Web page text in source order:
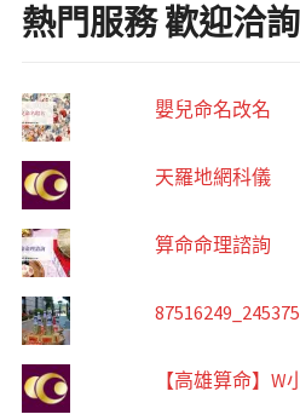
熱門服務 歡迎洽詢
嬰兒命名改名
天羅地網科儀
算命命理諮詢
【高雄算命】W